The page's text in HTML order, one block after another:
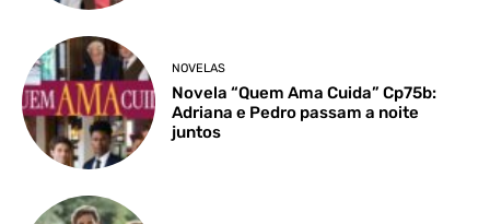
NOVELAS
Novela “Quem Ama Cuida” Cp75b:
Adriana e Pedro passam a noite
juntos